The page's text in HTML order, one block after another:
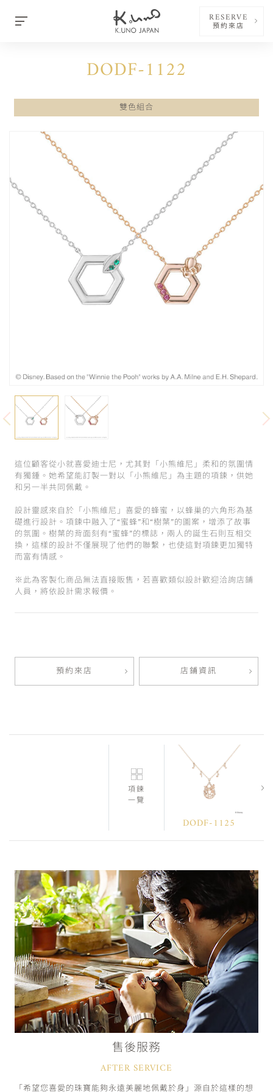
RESERVE
預約來店
DODF-1122
雙色組合
這位顧客從小就喜愛迪士尼，尤其對「小熊維尼」柔和的氛圍情
有獨鍾。她希望能訂製一對以「小熊維尼」為主題的項鍊，供她
和另一半共同佩戴。
設計靈感來自於「小熊維尼」喜愛的蜂蜜，以蜂巢的六角形為基
礎進行設計。項鍊中融入了“蜜蜂”和“樹葉”的圖案，增添了故事
的氛圍。樹葉的背面刻有“蜜蜂”的標誌，兩人的誕生石則互相交
換，這樣的設計不僅展現了他們的聯繫，也使這對項鍊更加獨特
而富有情感。
※此為客製化商品無法直接販售，若喜歡類似設計歡迎洽詢店鋪
人員，將依設計需求報價。
預約來店 店鋪資訊
項鍊
一覽
DODF-1125
售後服務
AFTER SERVICE
「希望您喜愛的珠寶能夠永遠美麗地佩戴於身」源自於這樣的想